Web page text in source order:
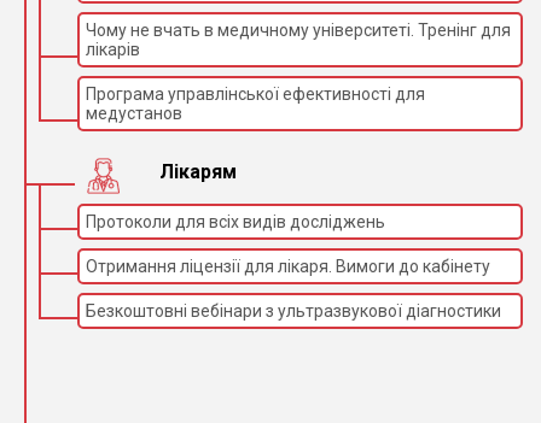
Чому не вчать в медичному університеті. Тренінг для
лікарів
Програма управлінської ефективності для
медустанов
Лікарям
Протоколи для всіх видів досліджень
Отримання ліцензії для лікаря. Вимоги до кабінету
Безкоштовні вебінари з ультразвукової діагностики